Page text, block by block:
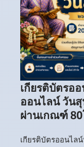
เกียรติบัตรอ
ออนไลน์ วันสุ
ผ่านเกณฑ์ 80
เกียรติบัตรออนไล